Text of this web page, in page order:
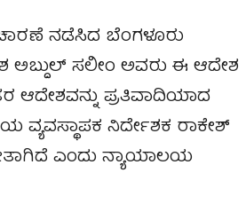
ನಡೆಸಿದ ಬೆಂಗಳೂರು
ಅಬ್ದುಲ್ ಸಲೀಂ ಅವರು ಈ ಆದೇಶ
ಆದೇಶವನ್ನು ಪ್ರತಿವಾದಿಯಾದ
ನಿರ್ದೇಶಕ ರಾಕೇಶ್
ಎಂದು ನ್ಯಾಯಾಲಯ